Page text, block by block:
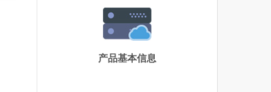
产品基本信息